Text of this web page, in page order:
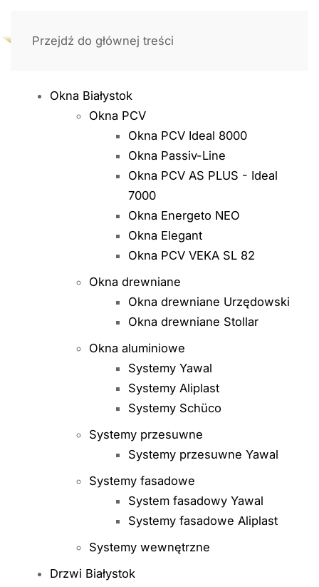
Przejdź do głównej treści
Okna Białystok
Okna PCV
Okna PCV Ideal 8000
Okna Passiv-Line
Okna PCV AS PLUS - Ideal
7000
Okna Energeto NEO
Okna Elegant
Okna PCV VEKA SL 82
Okna drewniane
Okna drewniane Urzędowski
Okna drewniane Stollar
Okna aluminiowe
Systemy Yawal
Systemy Aliplast
Systemy Schüco
Systemy przesuwne
Systemy przesuwne Yawal
Systemy fasadowe
System fasadowy Yawal
Systemy fasadowe Aliplast
Systemy wewnętrzne
Drzwi Białystok